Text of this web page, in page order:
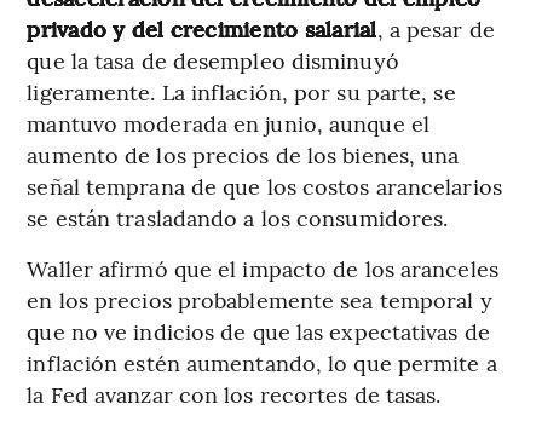
privado y del crecimiento salarial, a pesar de
que la tasa de desempleo disminuyó
ligeramente. La inflación, por su parte, se
mantuvo moderada en junio, aunque el
aumento de los precios de los bienes, una
señal temprana de que los costos arancelarios
se están trasladando a los consumidores.
Waller afirmó que el impacto de los aranceles
en los precios probablemente sea temporal y
que no ve indicios de que las expectativas de
inflación estén aumentando, lo que permite a
la Fed avanzar con los recortes de tasas.